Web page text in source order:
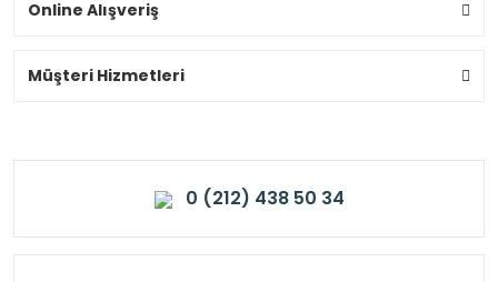
Online Alışveriş
Müşteri Hizmetleri
0 (212) 438 50 34